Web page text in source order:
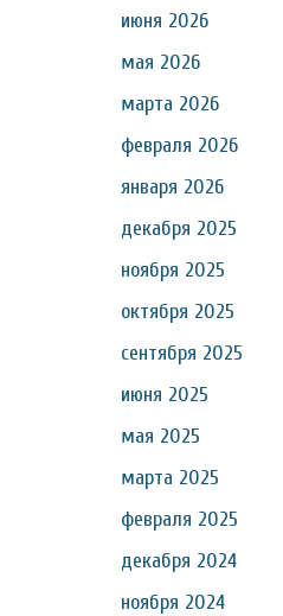
июня 2026
мая 2026
марта 2026
февраля 2026
января 2026
декабря 2025
ноября 2025
октября 2025
сентября 2025
июня 2025
мая 2025
марта 2025
февраля 2025
декабря 2024
ноября 2024